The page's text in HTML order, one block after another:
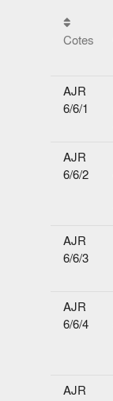
Cotes
AJR
6/6/1
AJR
6/6/2
AJR
6/6/3
AJR
6/6/4
AJR